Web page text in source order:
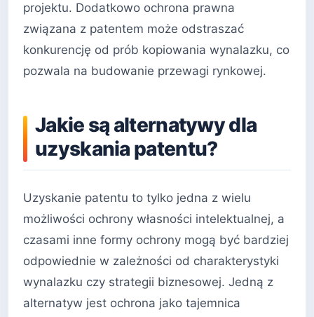
projektu. Dodatkowo ochrona prawna
związana z patentem może odstraszać
konkurencję od prób kopiowania wynalazku, co
pozwala na budowanie przewagi rynkowej.
Jakie są alternatywy dla
uzyskania patentu?
Uzyskanie patentu to tylko jedna z wielu
możliwości ochrony własności intelektualnej, a
czasami inne formy ochrony mogą być bardziej
odpowiednie w zależności od charakterystyki
wynalazku czy strategii biznesowej. Jedną z
alternatyw jest ochrona jako tajemnica